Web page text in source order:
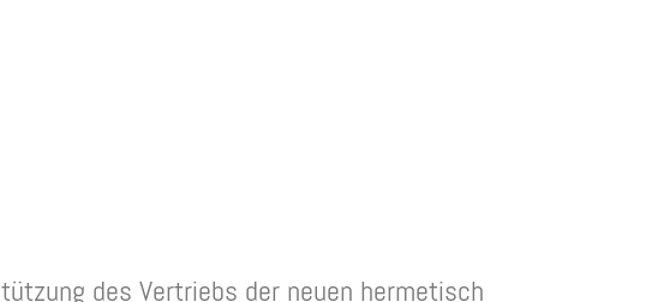
des Vertriebs der neuen hermetisch